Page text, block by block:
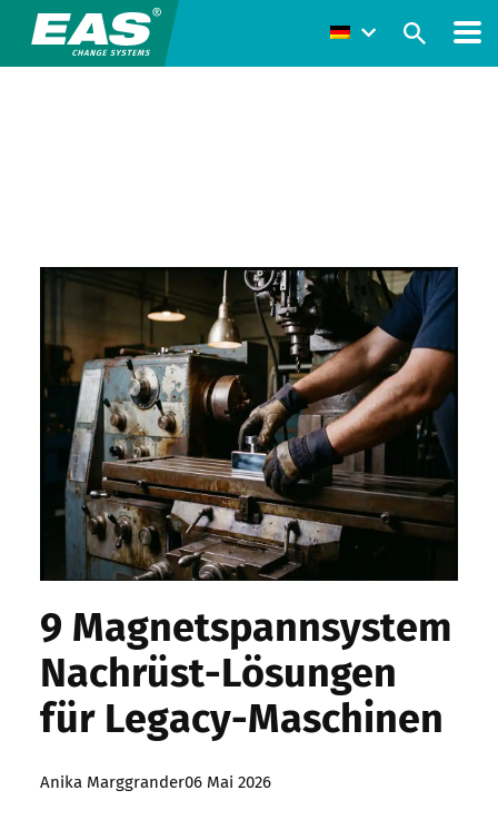
9 Magnetspannsystem
Nachrüst-Lösungen
für Legacy-Maschinen
Posted
Anika Marggrander06 Mai 2026